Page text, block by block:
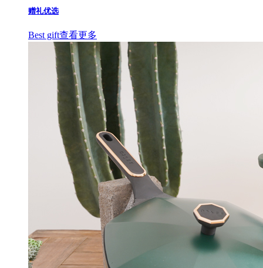
赠礼优选
Best gift查看更多